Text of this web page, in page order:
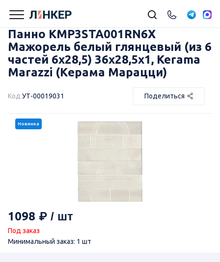
Панно KMP3STA001RN6X
Мажорель белый глянцевый (из 6
частей 6х28,5) 36x28,5x1, Kerama
Marazzi (Керама Марацци)
Код УТ-00019031 Поделиться
Новинка
1098
Под заказ
Минимальный заказ: 1 шт